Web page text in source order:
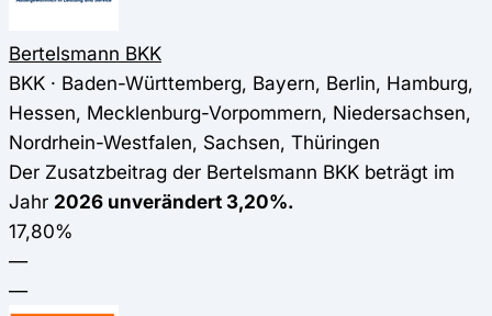
Bertelsmann BKK
BKK · Baden-Württemberg, Bayern, Berlin, Hamburg,
Hessen, Mecklenburg-Vorpommern, Niedersachsen,
Nordrhein-Westfalen, Sachsen, Thüringen
Der Zusatzbeitrag der Bertelsmann BKK beträgt im
Jahr 2026 unverändert 3,20%.
17,80%
—
—